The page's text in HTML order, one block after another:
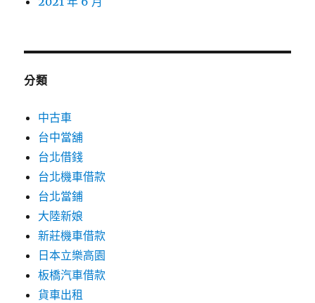
分類
中古車
台中當舖
台北借錢
台北機車借款
台北當鋪
大陸新娘
新莊機車借款
日本立樂高園
板橋汽車借款
貨車出租